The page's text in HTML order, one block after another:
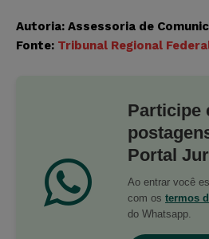
Autoria: Assessoria de
Fonte: Tribunal Regional
Participe
Portal
Ao entrar você
com os termos
do Whatsapp.